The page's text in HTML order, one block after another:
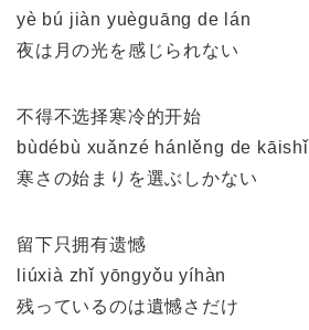
yè bú jiàn yuèguāng de lán
夜は月の光を感じられない
不得不选择寒冷的开始
bùdébù xuǎnzé hánlěng de kāishǐ
寒さの始まりを選ぶしかない
留下只拥有遗憾
liúxià zhǐ yōngyǒu yíhàn
残っているのは遺憾さだけ